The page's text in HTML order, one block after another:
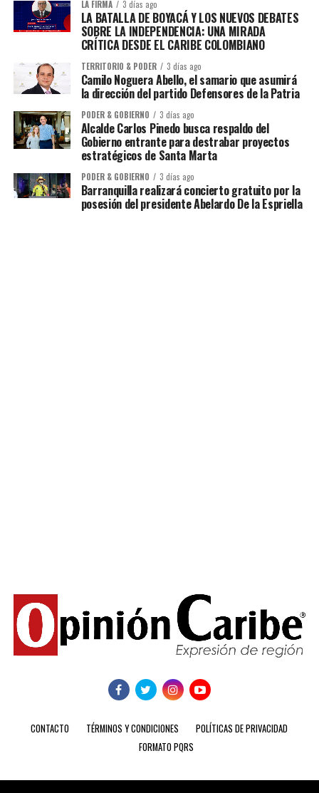
LA FIRMA 3 días ago
LA BATALLA DE BOYACÁ Y LOS NUEVOS DEBATES
SOBRE LA INDEPENDENCIA: UNA MIRADA
CRÍTICA DESDE EL CARIBE COLOMBIANO
TERRITORIO & PODER 3 días ago
Camilo Noguera Abello, el samario que asumirá
la dirección del partido Defensores de la Patria
PODER & GOBIERNO 3 días ago
Alcalde Carlos Pinedo busca respaldo del
Gobierno entrante para destrabar proyectos
estratégicos de Santa Marta
PODER & GOBIERNO 3 días ago
Barranquilla realizará concierto gratuito por la
posesión del presidente Abelardo De la Espriella
CONTACTO TÉRMINOS Y CONDICIONES
POLÍTICAS DE PRIVACIDAD
FORMATO PQRS